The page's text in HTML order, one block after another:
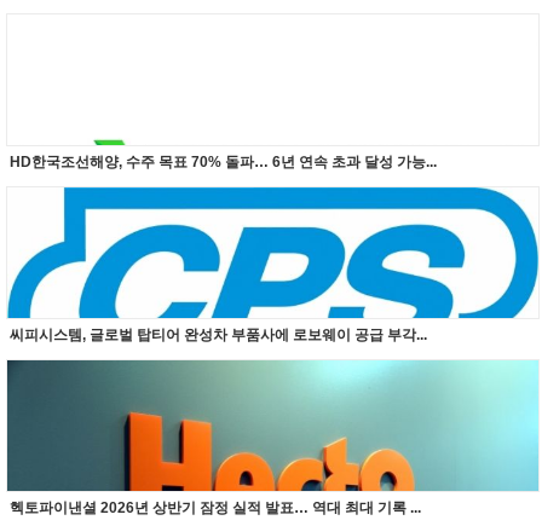
HD한국조선해양, 수주 목표 70% 돌파… 6년 연속 초과 달성 가능...
씨피시스템, 글로벌 탑티어 완성차 부품사에 로보웨이 공급 부각...
헥토파이낸셜 2026년 상반기 잠정 실적 발표… 역대 최대 기록 ...